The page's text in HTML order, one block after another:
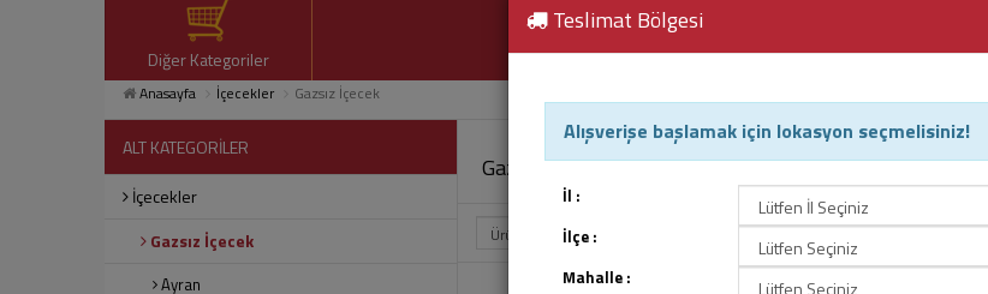
Diğer Kategoriler
Anasayfa İçecekler Gazsız İçecek
ALT KATEGORİLER
İçecekler
Gazsız İçecek
Ayran
Gazsız İçecek
Teslimat Bölgesi
Alışverişe başlamak için lokasyon seçmelisiniz!
İl :
İlçe :
Mahalle :